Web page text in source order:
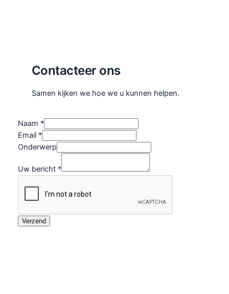
Contacteer ons
Samen kijken we hoe we u kunnen helpen.
Naam *
b
e
i
O
n
Email *
Onderwerp
Uw bericht *
Verzend